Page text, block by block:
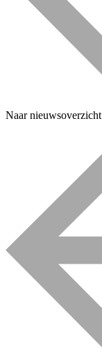
Naar nieuwsoverzicht